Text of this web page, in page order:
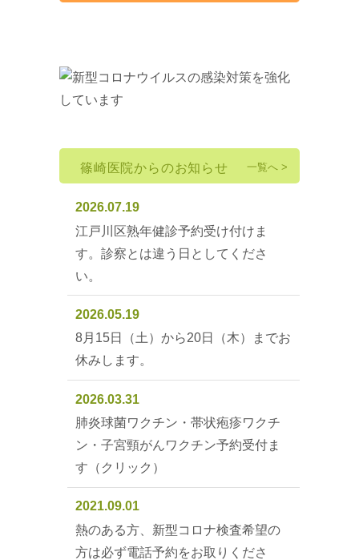
篠崎医院からのお知らせ 一覧へ >
2026.07.19
江戸川区熟年健診予約受け付けま
す。診察とは違う日としてくださ
い。
2026.05.19
8月15日（土）から20日（木）までお
休みします。
2026.03.31
肺炎球菌ワクチン・帯状疱疹ワクチ
ン・子宮頸がんワクチン予約受付ま
す（クリック）
2021.09.01
熱のある方、新型コロナ検査希望の
方は必ず電話予約をお取りくださ